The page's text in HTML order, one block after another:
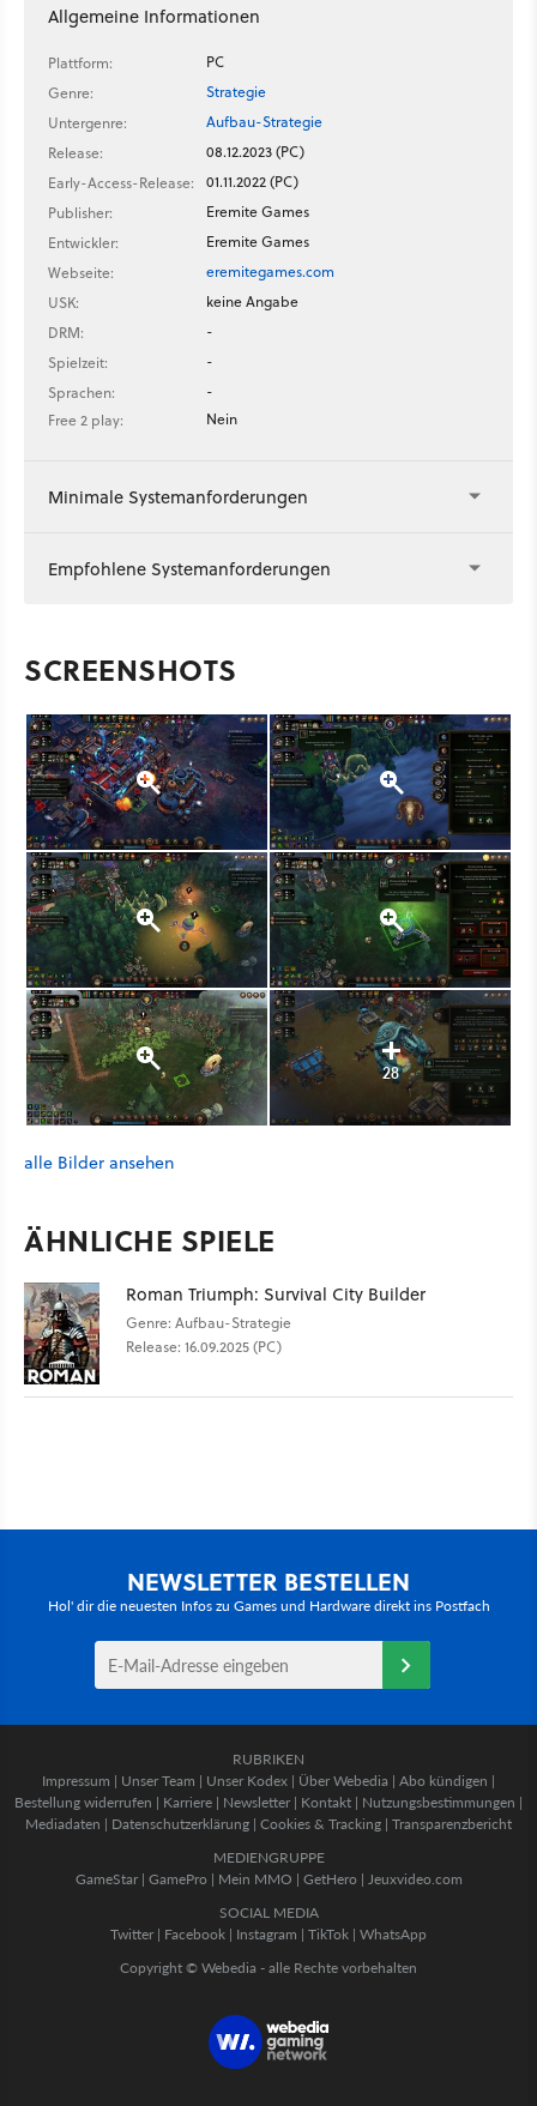
Allgemeine Informationen
Plattform:
PC
Genre:
Strategie
Untergenre:
Aufbau-Strategie
Release:
08.12.2023 (PC)
Early-Access-Release:
01.11.2022 (PC)
Publisher:
Eremite Games
Entwickler:
Eremite Games
Webseite:
eremitegames.com
USK:
keine Angabe
DRM:
-
Spielzeit:
-
Sprachen:
-
Free 2 play:
Nein
Minimale Systemanforderungen
Empfohlene Systemanforderungen
SCREENSHOTS
28
alle Bilder ansehen
ÄHNLICHE SPIELE
Roman Triumph: Survival City Builder
Genre: Aufbau-Strategie
Release: 16.09.2025 (PC)
NEWSLETTER BESTELLEN
Hol' dir die neuesten Infos zu Games und Hardware direkt ins Postfach
RUBRIKEN
Impressum | Unser Team | Unser Kodex | Über Webedia | Abo kündigen |
Bestellung widerrufen | Karriere | Newsletter | Kontakt | Nutzungsbestimmungen |
Mediadaten | Datenschutzerklärung | Cookies & Tracking | Transparenzbericht
MEDIENGRUPPE
GameStar| GamePro | Mein MMO | GetHero | Jeuxvideo.com
SOCIAL MEDIA
Twitter | Facebook | Instagram | TikTok | WhatsApp
Copyright © Webedia - alle Rechte vorbehalten